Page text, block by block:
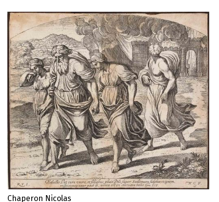
Chaperon Nicolas